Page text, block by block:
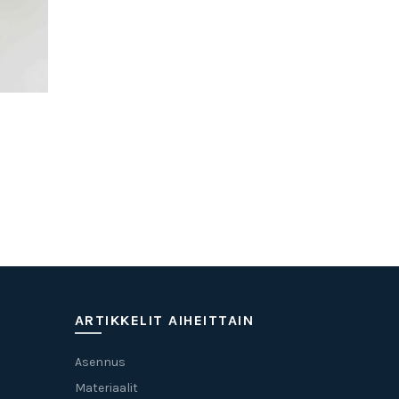
ARTIKKELIT AIHEITTAIN
Asennus
Materiaalit